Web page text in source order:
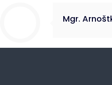
Mgr.